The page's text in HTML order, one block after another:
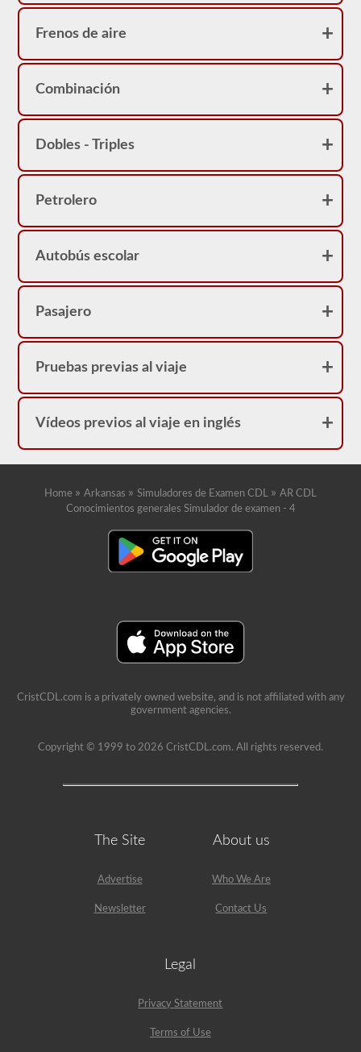
Frenos de aire
Combinación
Dobles - Triples
Petrolero
Autobús escolar
Pasajero
Pruebas previas al viaje
Vídeos previos al viaje en inglés
Home » Arkansas » Simuladores de Examen CDL » AR CDL
Conocimientos generales Simulador de examen - 4
CristCDL.com is a privately owned website, and is not affiliated with any
government agencies.
Copyright © 1999 to 2026 CristCDL.com. All rights reserved.
The Site
Advertise
Newsletter
About us
Who We Are
Contact Us
Legal
Privacy Statement
Terms of Use